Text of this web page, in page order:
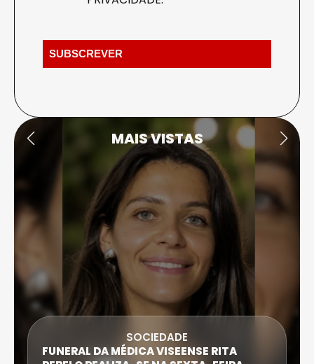
MAIS VISTAS
ATLETA DE CASTRO DAIRE SUPERA PROVA
EXTREMA DO TRIATLO E TORNA-SE